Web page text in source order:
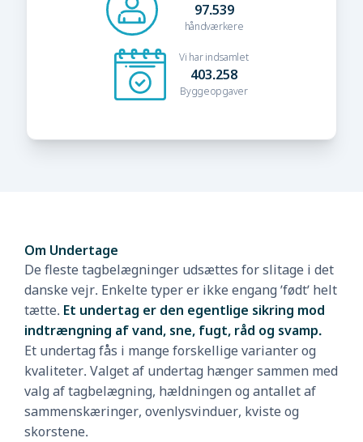
97.539
håndværkere
Vi har indsamlet
403.258
Byggeopgaver
Om Undertage
De fleste tagbelægninger udsættes for slitage i det
danske vejr. Enkelte typer er ikke engang ’født’ helt
tætte. Et undertag er den egentlige sikring mod
indtrængning af vand, sne, fugt, råd og svamp.
Et undertag fås i mange forskellige varianter og
kvaliteter. Valget af undertag hænger sammen med
valg af tagbelægning, hældningen og antallet af
sammenskæringer, ovenlysvinduer, kviste og
skorstene.